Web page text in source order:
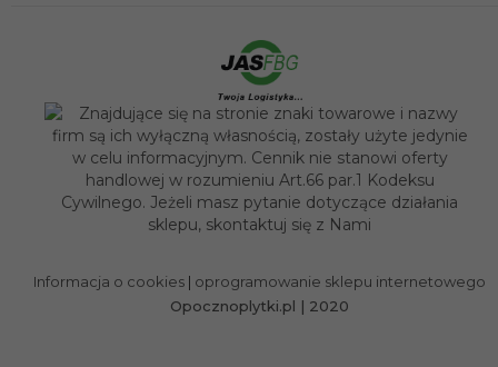
sklep@opocznoplytki.pl
Informacja o cookies | oprogramowanie sklepu internetowego
Opocznoplytki.pl | 2020